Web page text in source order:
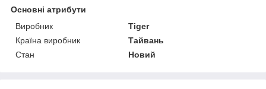
Основні атрибути
Виробник
Tiger
Країна виробник
Тайвань
Стан
Новий